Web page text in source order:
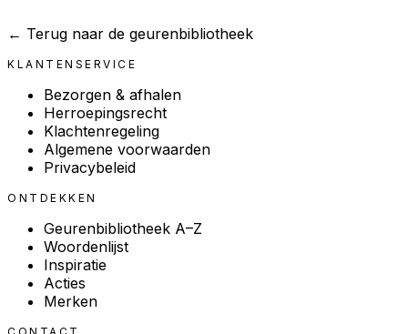
← Terug naar de geurenbibliotheek
KLANTENSERVICE
Bezorgen & afhalen
Herroepingsrecht
Klachtenregeling
Algemene voorwaarden
Privacybeleid
ONTDEKKEN
Geurenbibliotheek A–Z
Woordenlijst
Inspiratie
Acties
Merken